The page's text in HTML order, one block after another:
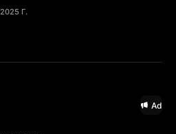
Г.
Ad